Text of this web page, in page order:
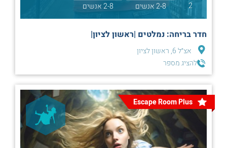
2 2-8 אנשים 2-8 אנשים
חדר בריחה: נמלטים |ראשון לציון|
אצ״ל 6, ראשון לציון
להציג מספר
Escape Room Plus